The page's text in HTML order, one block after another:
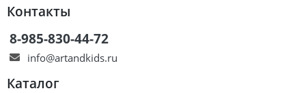
Контакты
8-985-830-44-72
info@artandkids.ru
Каталог